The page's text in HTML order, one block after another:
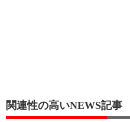
関連性の高いNEWS記事